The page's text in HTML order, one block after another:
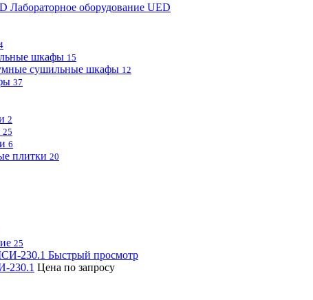
Лабораторное оборудование UED
шкафы 15
сушильные шкафы 12
37
2
25
6
плитки 20
25
Быстрый просмотр
230.1 Цена по запросу